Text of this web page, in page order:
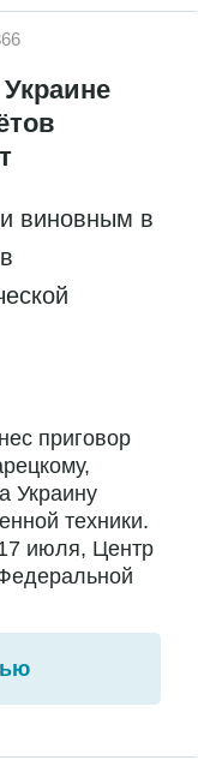
виновным в
приговор
Украину
техники.
июля, Центр